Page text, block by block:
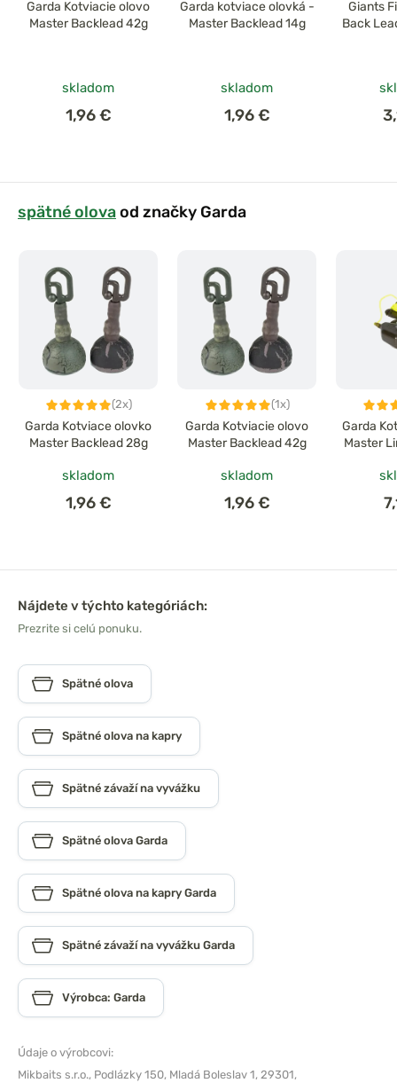
Garda Kotviacie olovo
Master Backlead 42g
skladom
1,96 €
Garda kotviace olovká -
Master Backlead 14g
skladom
1,96 €
Giants
Back
spätné olovaod značky Garda
(2x)
Garda Kotviace olovko
Master Backlead 28g
skladom
1,96 €
(1x)
Garda Kotviacie olovo
Master Backlead 42g
skladom
1,96 €
Garda
Master
Nájdete v týchto kategóriách:
Prezrite si celú ponuku.
Spätné olova
Spätné olova na kapry
Spätné závaží na vyvážku
Spätné olova Garda
Spätné olova na kapry Garda
Spätné závaží na vyvážku Garda
Výrobca: Garda
Údaje o výrobcovi:
Mikbaits s.r.o., Podlázky 150, Mladá Boleslav 1, 29301,